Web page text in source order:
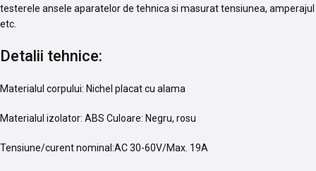
testerele ansele aparatelor de tehnica si masurat tensiunea, amperajul
etc.
Detalii tehnice:
Materialul corpului: Nichel placat cu alama
Materialul izolator: ABS Culoare: Negru, rosu
Tensiune/curent nominal:AC 30-60V/Max. 19A